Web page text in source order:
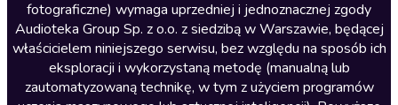
Nagrania relaksacyjne
Nauka języków
Nauki humanistyczne
Podcasty i audycje
fotograficzne) wymaga uprzedniej i jednoznacznej zgody
Audioteka Group Sp. z o.o. z siedzibą w Warszawie, będącej
właścicielem niniejszego serwisu, bez względu na sposób ich
eksploracji i wykorzystaną metodę (manualną lub
zautomatyzowaną technikę, w tym z użyciem programów